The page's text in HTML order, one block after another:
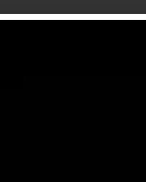
Fulcro pulsante del 4x4Fest,la